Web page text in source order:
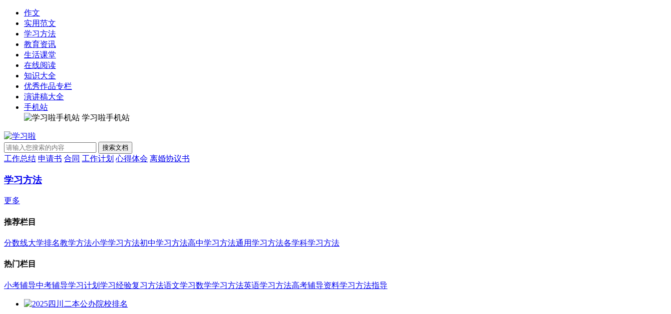
作文
实用范文
学习方法
教育资讯
生活课堂
在线阅读
知识大全
优秀作品专栏
演讲稿大全
手机站
学习啦手机站
工作总结 申请书 合同 工作计划 心得体会 离婚协议书
学习方法
更多
推荐栏目
分数线大学排名教学方法小学学习方法初中学习方法高中学习方法通用学习方法各学科学习方法
热门栏目
小考辅导中考辅导学习计划 学习经验复习方法语文学习数学学习方法英语学习方法高考辅导资料学习方法指导